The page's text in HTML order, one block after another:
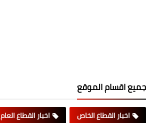
جميع اقسام الموقع
اخبار القطاع الخاص
اخبار القطاع العام